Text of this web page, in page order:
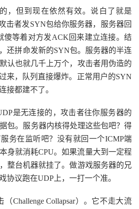
，但到现在依然有效。说白了就是
击者发SYN包给你服务器，服务器回
傻等着对方发ACK回来建立连接。结
还拼命发新的SYN包。服务器的半连
认也就几千上万个，攻击者用伪造的
来，队列直接爆炸。正常用户的SYN
接都建不了。
是无连接的，攻击者往你服务器的
包。服务器内核得处理这些包吧？得
务在监听吧？没有就回一个ICMP端
身就消耗CPU。如果流量大到一定程
整台机器就挂了。做游戏服务器的兄
协议跑在UDP上，一打一个准。
Challenge Collapsar）。它不走大流